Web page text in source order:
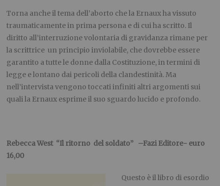
Torna anche il tema dell’aborto che la Ernauxha vissuto
traumaticamente in prima persona e di cui ha scritto. Il
diritto all’interruzione volontaria di gravidanza rimane per
la scrittrice un principio inviolabile, che dovrebbe essere
garantito a tutte le donne dalla Costituzione, in termini di
legge elontano dai pericoli della clandestinità. Ma
nell’intervista vengono toccati infiniti altri argomenti sui
quali la Ernaux esprime il suo sguardo lucido e profondo.
RebeccaWest “Il ritorno del soldato” –FaziEditore- euro
16,00
Questo è il libro di esordio